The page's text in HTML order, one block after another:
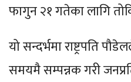
फागुन २१ गतेका लागि
यो सन्दर्भमा राष्ट्रपति
समयमै सम्पन्नक गरी